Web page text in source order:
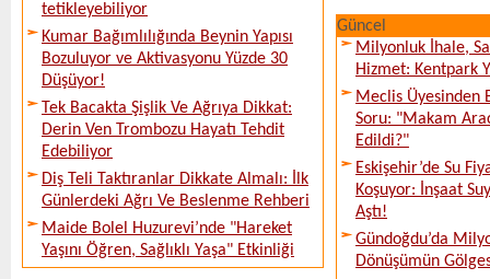
tetikleyebiliyor
Kumar Bağımlılığında Beynin Yapısı
Bozuluyor ve Aktivasyonu Yüzde 30
Düşüyor!
Tek Bacakta Şişlik Ve Ağrıya Dikkat:
Derin Ven Trombozu Hayatı Tehdit
Edebiliyor
Diş Teli Taktıranlar Dikkate Almalı: İlk
Günlerdeki Ağrı Ve Beslenme Rehberi
Maide Bolel Huzurevi’nde "Hareket
Yaşını Öğren, Sağlıklı Yaşa" Etkinliği
Güncel
Milyonluk İhale,
Hizmet: Kentpark
Meclis Üyesinden
Soru: "Makam
Edildi?"
Eskişehir’de Su
Koşuyor: İnşaat
Aştı!
Gündoğdu’da
Dönüşümün